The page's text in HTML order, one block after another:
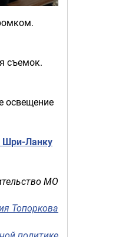
съемок.
освещение
Шри-Ланку
МО
Топоркова